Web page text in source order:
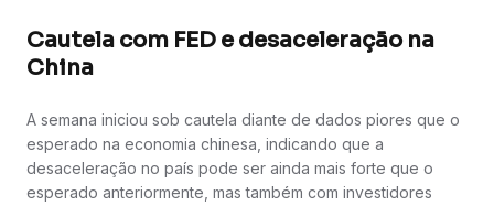
Cautela com FED e desaceleração na
China
A semana iniciou sob cautela diante de dados piores que o
esperado na economia chinesa, indicando que a
desaceleração no país pode ser ainda mais forte que o
esperado anteriormente, mas também com investidores